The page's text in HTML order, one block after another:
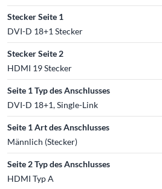
Stecker Seite 1
DVI-D 18+1 Stecker
Stecker Seite 2
HDMI 19 Stecker
Seite 1 Typ des Anschlusses
DVI-D 18+1, Single-Link
Seite 1 Art des Anschlusses
Männlich (Stecker)
Seite 2 Typ des Anschlusses
HDMI Typ A